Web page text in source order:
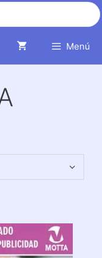
Menú